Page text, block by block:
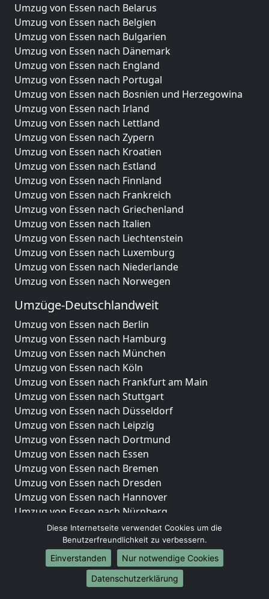
Umzug von Essen nach Belarus
Umzug von Essen nach Belgien
Umzug von Essen nach Bulgarien
Umzug von Essen nach Dänemark
Umzug von Essen nach England
Umzug von Essen nach Portugal
Umzug von Essen nach Bosnien und Herzegowina
Umzug von Essen nach Irland
Umzug von Essen nach Lettland
Umzug von Essen nach Zypern
Umzug von Essen nach Kroatien
Umzug von Essen nach Estland
Umzug von Essen nach Finnland
Umzug von Essen nach Frankreich
Umzug von Essen nach Griechenland
Umzug von Essen nach Italien
Umzug von Essen nach Liechtenstein
Umzug von Essen nach Luxemburg
Umzug von Essen nach Niederlande
Umzug von Essen nach Norwegen
Umzüge-Deutschlandweit
Umzug von Essen nach Berlin
Umzug von Essen nach Hamburg
Umzug von Essen nach München
Umzug von Essen nach Köln
Umzug von Essen nach Frankfurt am Main
Umzug von Essen nach Stuttgart
Umzug von Essen nach Düsseldorf
Umzug von Essen nach Leipzig
Umzug von Essen nach Dortmund
Umzug von Essen nach Essen
Umzug von Essen nach Bremen
Umzug von Essen nach Dresden
Umzug von Essen nach Hannover
Umzug von Essen nach Nürnberg
Umzug von Essen nach Duisburg
Umzug von Essen nach Bochum
Umzug von Essen nach Wuppertal
Umzug von Essen nach Bielefeld
Umzug von Essen nach Bonn
Diese Internetseite verwendet Cookies um die
Benutzerfreundlichkeit zu verbessern.
Einverstanden
Nur notwendige Cookies
Datenschutzerklärung